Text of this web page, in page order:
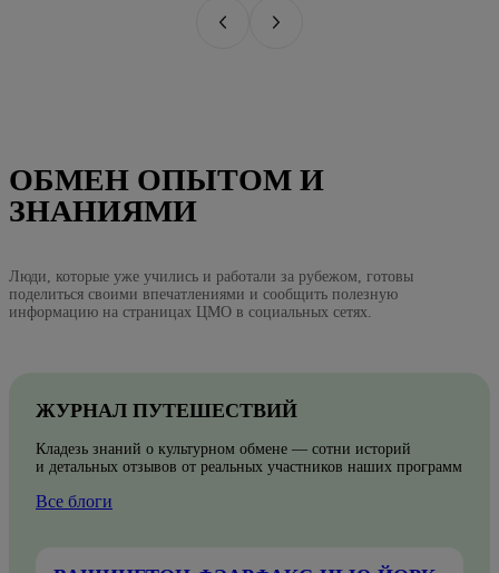
ОБМЕН ОПЫТОМ И
ЗНАНИЯМИ
Люди, которые уже учились и работали за рубежом, готовы
поделиться своими впечатлениями и сообщить полезную
информацию на страницах ЦМО в социальных сетях.
ЖУРНАЛ ПУТЕШЕСТВИЙ
Кладезь знаний о культурном обмене — сотни историй
и детальных отзывов от реальных участников наших программ
Все блоги